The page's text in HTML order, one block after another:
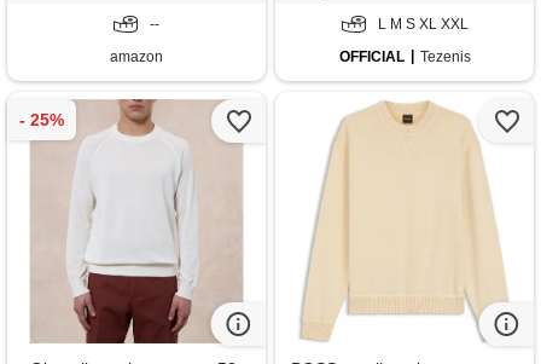
--
amazon
L M S XL XXL
OFFICIAL
Tezenis